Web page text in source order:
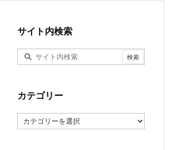
サイト内検索
カテゴリー
テ